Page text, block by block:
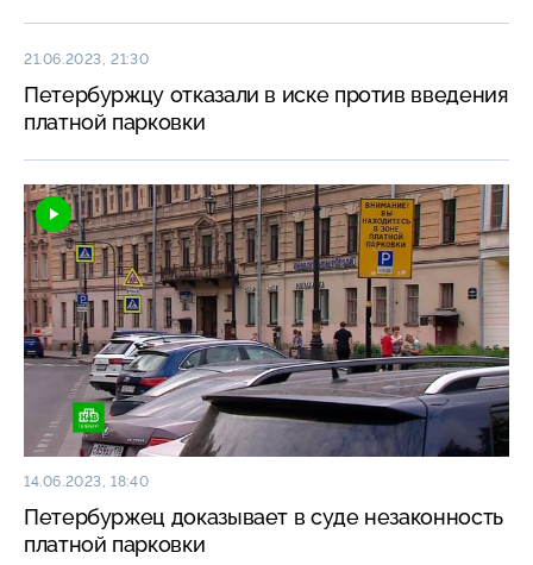
21.06.2023, 21:30
Петербуржцу отказали в иске против введения
платной парковки
14.06.2023, 18:40
Петербуржец доказывает в суде незаконность
платной парковки